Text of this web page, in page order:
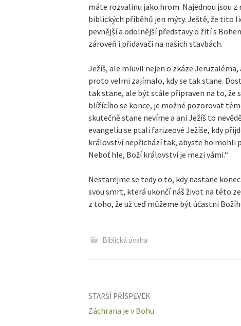
máte rozvalinu jako hrom. Najednou jsou z
biblických příběhů jen mýty. Ještě, že tito
pevnější a odolnější představy o žití s
zároveň i přidavači na našich stavbách.
Ježíš, ale mluvil nejen o zkáze
proto velmi zajímalo, kdy se tak stane.
tak stane, ale být stále připraven na to, že
blížícího se konce, je možné pozorovat
skutečně stane nevíme a ani Ježíš to
evangeliu se ptali farizeové Ježíše, kdy
království nepřichází tak, abyste ho mohli
Neboť hle, Boží království je mezi vámi.“
Nestarejme se tedy o to, kdy nastane
svou smrt, která ukončí náš život na této
z toho, že už teď můžeme být účastni
Biblická úvaha
Navigace
pro
STARŠÍ PŘÍSPĚVEK
Záchrana je v Bohu